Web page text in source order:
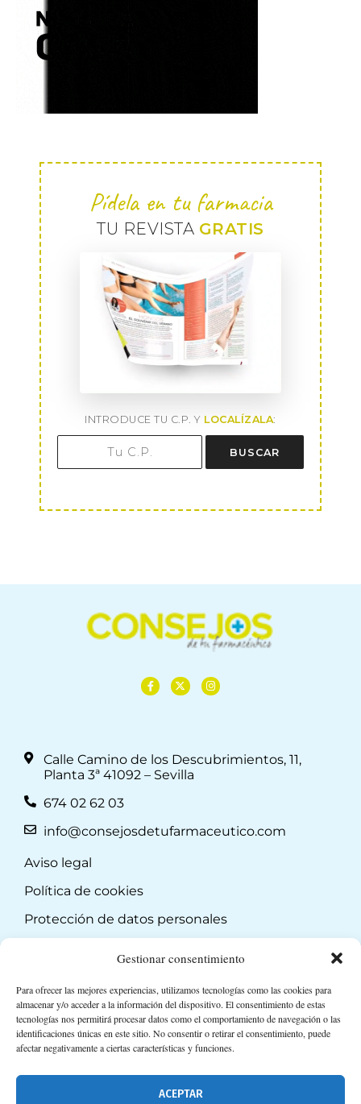
Gestionar consentimiento
Para ofrecer las mejores experiencias, utilizamos tecnologías como las cookies para
almacenar y/o acceder a la información del dispositivo. El consentimiento de estas
tecnologías nos permitirá procesar datos como el comportamiento de navegación o las
identificaciones únicas en este sitio. No consentir o retirar el consentimiento, puede
afectar negativamente a ciertas características y funciones.
ACEPTAR
Pídela en tu farmacia
TU REVISTA GRATIS
INTRODUCE TU C.P. Y LOCALÍZALA:
BUSCAR
Calle Camino de los Descubrimientos, 11,
Planta 3ª 41092 – Sevilla
674 02 62 03
info@consejosdetufarmaceutico.com
Aviso legal
Política de cookies
Protección de datos personales